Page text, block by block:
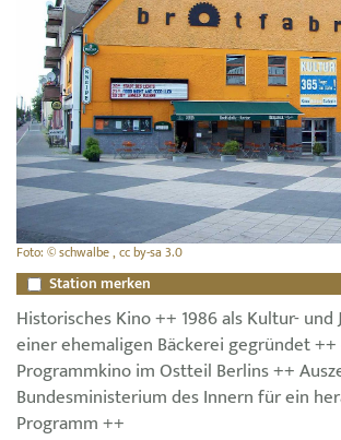
Foto: © schwalbe , cc by-sa 3.0
Station merken
Historisches Kino ++ 1986 als Kultur-
einer ehemaligen Bäckerei gegründet
Programmkino im Ostteil Berlins ++
Bundesministerium des Innern für ein
Programm ++